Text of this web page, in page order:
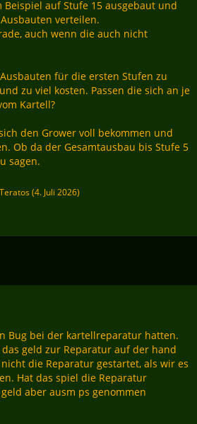
Beispiel auf Stufe 15 ausgebaut und
verteilen.
auch wenn die auch nicht
für die ersten Stufen zu
zu viel kosten. Passen die sich an je
Kartell?
den Grower voll bekommen und
Ob da der Gesamtausbau bis Stufe 5
sagen.
Teratos(4. Juli 2026)
Bug bei der kartellreparatur hatten.
geld zur Reparatur auf der hand
die Reparatur gestartet, als wir es
Hat das spiel die Reparatur
aber ausm ps genommen